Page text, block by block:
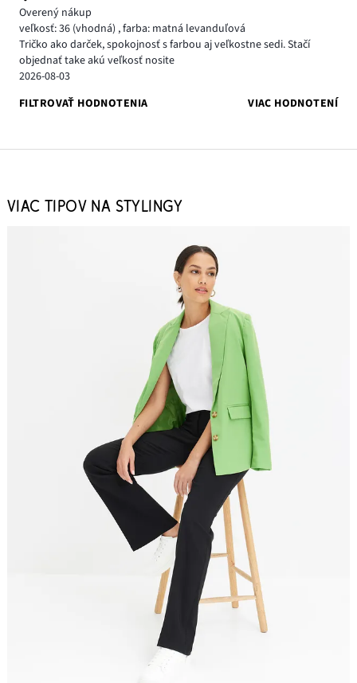
Overený nákup
veľkosť: 36 (vhodná) ,farba: matná levanduľová
Tričko ako darček, spokojnosť s farbou aj veľkostne sedi. Stačí
objednať take akú veľkosť nosite
2026-08-03
FILTROVAŤ HODNOTENIA
VIAC HODNOTENÍ
VIAC TIPOV NA STYLINGY